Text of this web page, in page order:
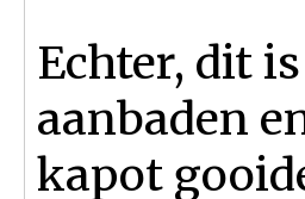
Echter, dit
aanbaden
kapot